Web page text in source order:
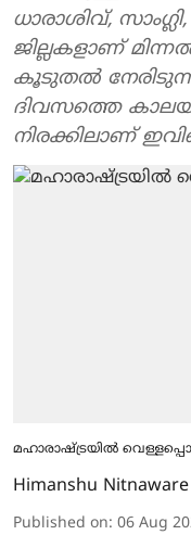
ധാരാശിവ്,
ജില്ലകളാണ്
കൂടുതൽ
ദിവസത്തെ
നിരക്കിലാണ്
മഹാരാഷ്ട്രയിൽ
Himanshu Nitnaware
Published on: 06 Aug